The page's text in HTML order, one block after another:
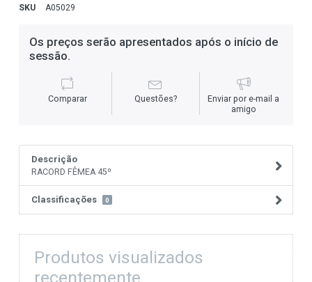
SKU A05029
Os preços serão apresentados após o início de
sessão.
Comparar Questões?
Enviar por e-mail a
amigo
Descrição
RACORD FÊMEA 45º
Classificações 0
Produtos visualizados
recentemente